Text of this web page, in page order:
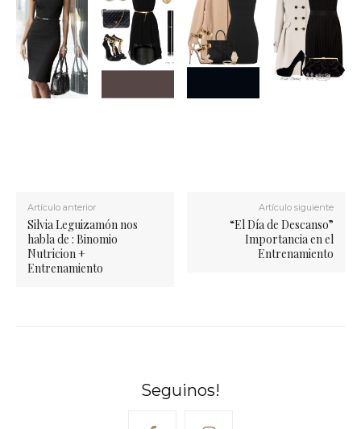
Artículo anterior
Silvia Leguizamón nos
habla de : Binomio
Nutricion +
Entrenamiento
Artículo siguiente
“El Día de Descanso”
Importancia en el
Entrenamiento
Seguinos!